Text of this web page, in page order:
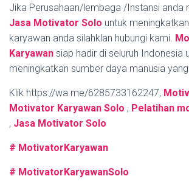
Jika Perusahaan/lembaga /Instansi anda
Jasa Motivator Solo untuk
karyawan anda silahklan hubungi kami.
Karyawan siap hadir di seluruh Indonesia
meningkatkan sumber daya manusia
Klik https://wa.me/6285733162247,
Motivator Karyawan Solo , Pelatihan
, Jasa Motivator Solo
# MotivatorKaryawan
# MotivatorKaryawanSolo